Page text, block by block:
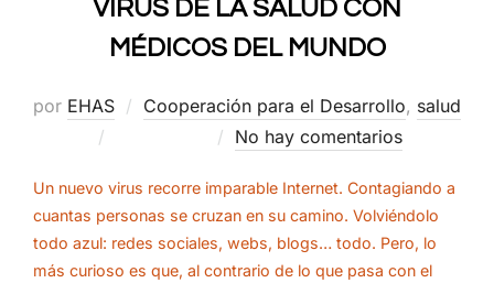
VIRUS DE LA SALUD CON
MÉDICOS DEL MUNDO
por EHAS Cooperación para el Desarrollo, salud
No hay comentarios
Un nuevo virus recorre imparable Internet. Contagiando a
cuantas personas se cruzan en su camino. Volviéndolo
todo azul: redes sociales, webs, blogs… todo. Pero, lo
más curioso es que, al contrario de lo que pasa con el